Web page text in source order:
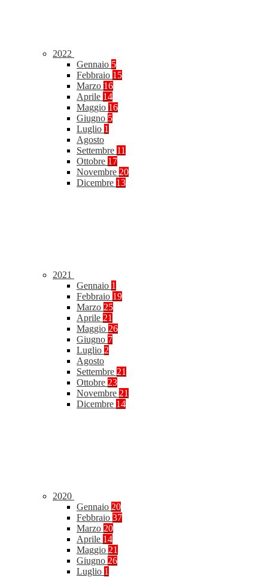
2022
Gennaio 5
Febbraio 15
Marzo 16
Aprile 14
Maggio 16
Giugno 5
Luglio 1
Agosto
Settembre 11
Ottobre 17
Novembre 20
Dicembre 13
2021
Gennaio 1
Febbraio 19
Marzo 25
Aprile 21
Maggio 26
Giugno 7
Luglio 2
Agosto
Settembre 21
Ottobre 23
Novembre 21
Dicembre 14
2020
Gennaio 20
Febbraio 37
Marzo 20
Aprile 14
Maggio 21
Giugno 26
Luglio 1